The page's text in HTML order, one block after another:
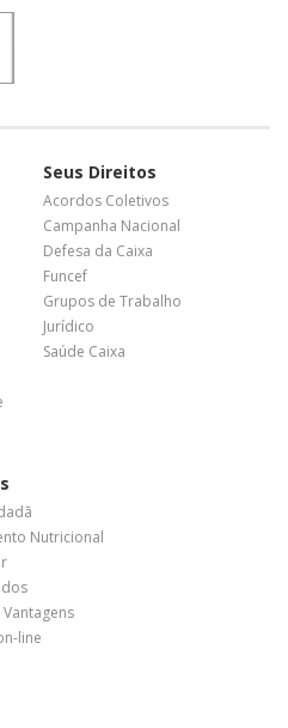
Seus Direitos
Acordos Coletivos
Campanha Nacional
Defesa da Caixa
Funcef
Grupos de Trabalho
Jurídico
Saúde Caixa
Nutricional
line